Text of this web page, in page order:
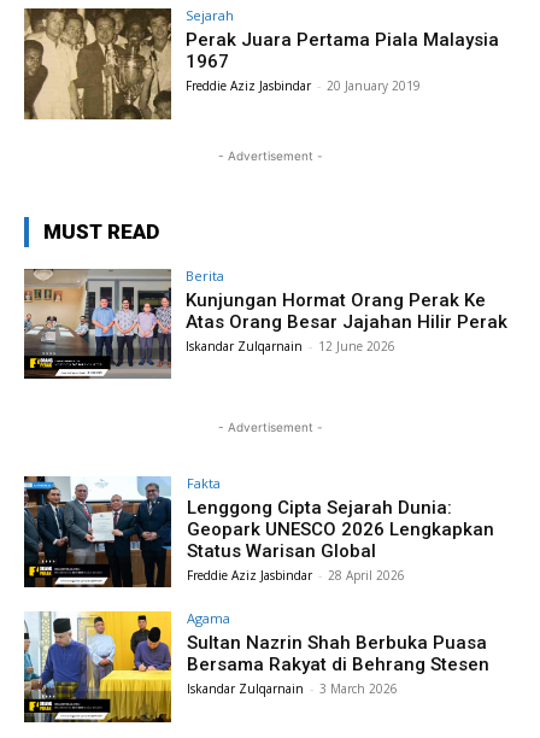
Sejarah
Perak Juara Pertama Piala Malaysia
1967
Freddie Aziz Jasbindar - 20 January 2019
- Advertisement -
MUST READ
Berita
Kunjungan Hormat Orang Perak Ke
Atas Orang Besar Jajahan Hilir Perak
Iskandar Zulqarnain - 12 June 2026
- Advertisement -
Fakta
Lenggong Cipta Sejarah Dunia:
Geopark UNESCO 2026 Lengkapkan
Status Warisan Global
Freddie Aziz Jasbindar - 28 April 2026
Agama
Sultan Nazrin Shah Berbuka Puasa
Bersama Rakyat di Behrang Stesen
Iskandar Zulqarnain - 3 March 2026